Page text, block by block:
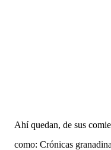
Ahí quedan, de sus
como: Crónicas